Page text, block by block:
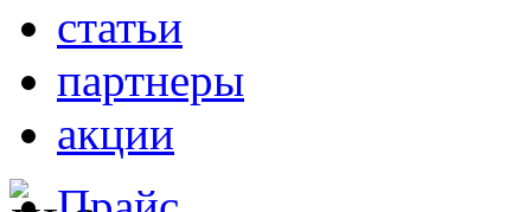
статьи
партнеры
акции